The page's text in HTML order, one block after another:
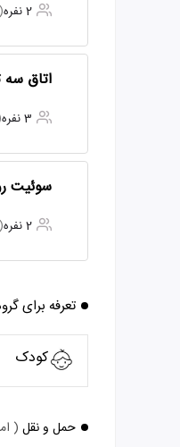
2 نفره
اتاق سه
3 نفره
سوئیت
2 نفره (
تعرفه برای
کودک
حمل و نقل (